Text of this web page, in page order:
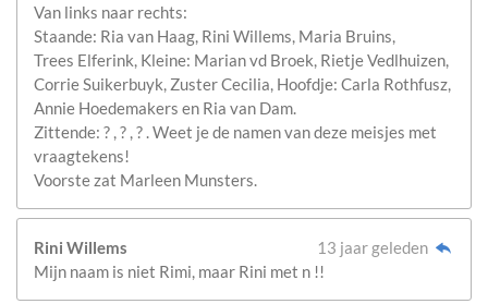
Van links naar rechts:
Staande: Ria van Haag, Rini Willems, Maria Bruins,
Trees Elferink, Kleine: Marian vd Broek, Rietje Vedlhuizen,
Corrie Suikerbuyk, Zuster Cecilia, Hoofdje: Carla Rothfusz,
Annie Hoedemakers en Ria van Dam.
Zittende: ? , ? , ? . Weet je de namen van deze meisjes met
vraagtekens!
Voorste zat Marleen Munsters.
Rini Willems
13 jaar geleden
Mijn naam is niet Rimi, maar Rini met n !!